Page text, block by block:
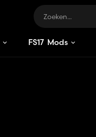
FS17 Mods